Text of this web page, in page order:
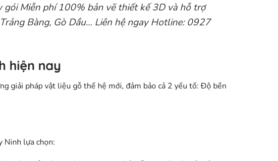
góiMiễn phí 100% bản vẽ thiết kế 3Dvà hỗ trợ
Bàng, Gò Dầu… Liên hệ ngay Hotline:0927
hiện nay
giải pháp vật liệu gỗ thế hệ mới, đảm bảo cả 2 yếu tố: Độ bền
Ninh lựa chọn: